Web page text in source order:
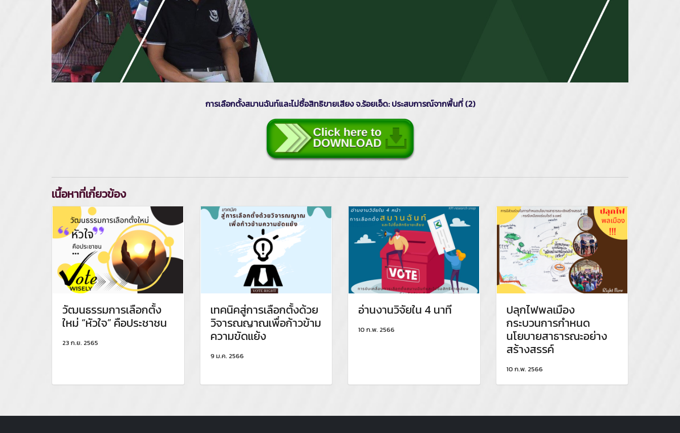
การเลือกตั้งสมานฉันท์และไม่ซื้อสิทธิขายเสียง จ.ร้อยเอ็ด: ประสบการณ์จากพื้นที่ (2)
เนื้อหาที่เกี่ยวข้อง
วัฒนธรรมการเลือกตั้ง
ใหม่ “หัวใจ” คือประชาชน
23 ก.ย. 2565
เทคนิคสู่การเลือกตั้งด้วย
วิจารณญาณเพื่อก้าวข้าม
ความขัดแย้ง
9 ม.ค. 2566
อ่านงานวิจัยใน 4 นาที
10 ก.พ. 2566
ปลุกไฟพลเมือง
กระบวนการกำหนด
นโยบายสาธารณะอย่าง
สร้างสรรค์
10 ก.พ. 2566